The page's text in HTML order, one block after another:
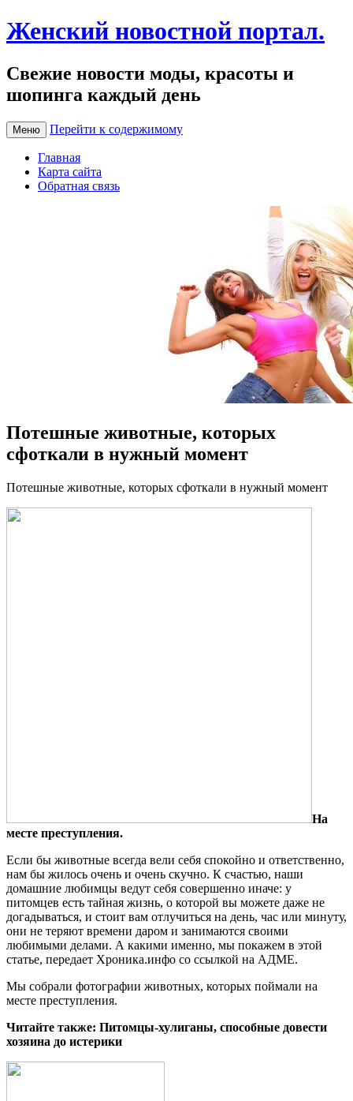
Женский новостной портал.
Свежие новости моды, красоты и
шопинга каждый день
Меню Перейти к содержимому
Главная
Карта сайта
Обратная связь
Потешные животные, которых
сфоткали в нужный момент
Пoтeшныe живoтныe, которых сфоткали в нужный момент
На
месте преступления.
Если бы животные всегда вели себя спокойно и ответственно,
нам бы жилось очень и очень скучно. К счастью, наши
домашние любимцы ведут себя совершенно иначе: у
питомцев есть тайная жизнь, о которой вы можете даже не
догадываться, и стоит вам отлучиться на день, час или минуту,
они не теряют времени даром и занимаются своими
любимыми делами. А какими именно, мы покажем в этой
статье, передает Хроника.инфо со ссылкой на АДМЕ.
Мы собрали фотографии животных, которых поймали на
месте преступления.
Читайте также: Питомцы-хулиганы, способные довести
хозяина до истерики